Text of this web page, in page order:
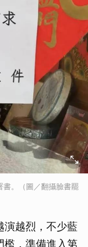
。（圖／翻攝臉書罷
演越烈，不少藍
檻，準備進入第